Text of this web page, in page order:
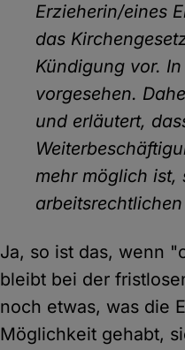
Erzieherin/eines
das
Kündigung vor.
vorgesehen.
und erläutert,
mehr möglich ist,
Ja, so ist das, wenn
bleibt bei der
noch etwas, was die
Möglichkeit gehabt,